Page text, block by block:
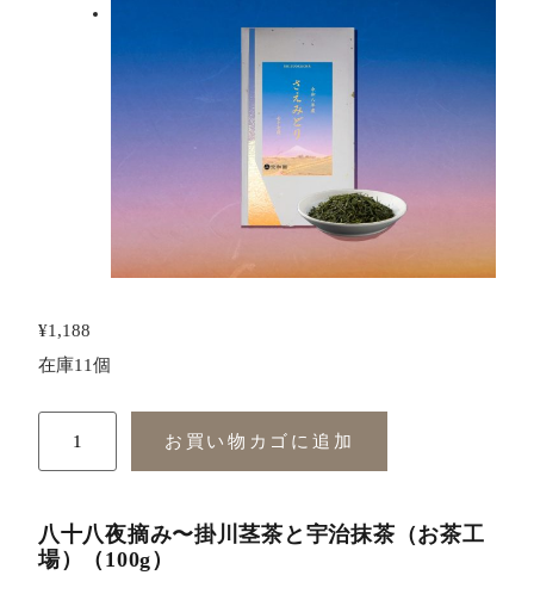
¥1,188
在庫11個
お買い物カゴに追加
八十八夜摘み〜掛川茎茶と宇治抹茶（お茶工
場）（100g）